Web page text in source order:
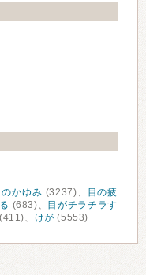
のかゆみ (3237)、
目の疲
(683)、
目がチラチラす
(411)、 けが (5553)